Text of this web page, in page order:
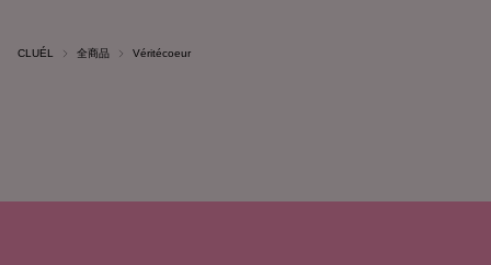
CLUÉL 全商品 Véritécoeur